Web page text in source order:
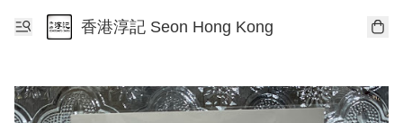
香港淳記 Seon Hong Kong